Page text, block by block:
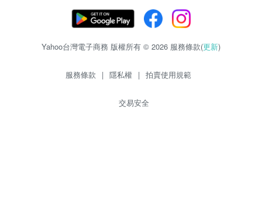
Yahoo台灣電子商務 版權所有 © 2026 服務條款(更新)
服務條款 | 隱私權 | 拍賣使用規範
交易安全